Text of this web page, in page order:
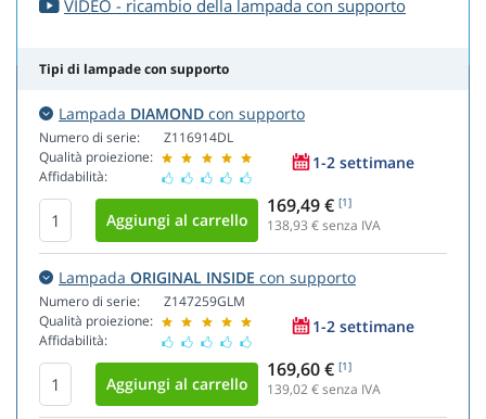
VIDEO - ricambio della lampada con supporto
Tipi di lampade con supporto
Lampada DIAMOND con supporto
Numero di serie:
Qualità proiezione:
Affidabilità:
Z116914DL
1-2 settimane
169,49 € [1]
138,93 € senza IVA
Lampada ORIGINAL INSIDE con supporto
Numero di serie:
Qualità proiezione:
Affidabilità:
Z147259GLM
1-2 settimane
169,60 € [1]
139,02€ senza IVA